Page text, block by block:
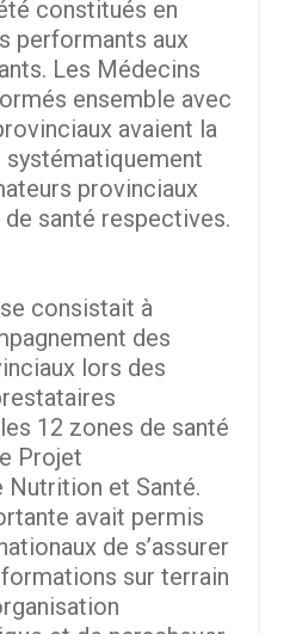
constitués en
performants aux
Les Médecins
ensemble avec
avaient la
systématiquement
provinciaux
santé respectives.
consistait à
des
lors des
12 zones de santé
Projet
et Santé.
avait permis
de s’assurer
sur terrain